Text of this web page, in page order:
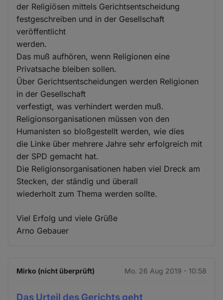
der Religiösen mittels Gerichtsentscheidung
festgeschreiben und in der Gesellschaft
veröffentlicht
werden.
Das muß aufhören, wenn Religionen eine
Privatsache bleiben sollen.
Über Gerichtsentscheidungen werden Religionen
in der Gesellschaft
verfestigt, was verhindert werden muß.
Religionsorganisationen müssen von den
Humanisten so bloßgestellt werden, wie dies
die Linke über mehrere Jahre sehr erfolgreich mit
der SPD gemacht hat.
Die Religionsorganisationen haben viel Dreck am
Stecken, der ständig und überall
wiederholt zum Thema werden sollte.
Viel Erfolg und viele Grüße
Arno Gebauer
Mirko (nicht überprüft) Mo. 26 Aug 2019 - 10:58
Das Urteil des Gerichts geht